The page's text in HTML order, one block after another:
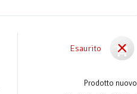
Esaurito
Prodotto nuovo